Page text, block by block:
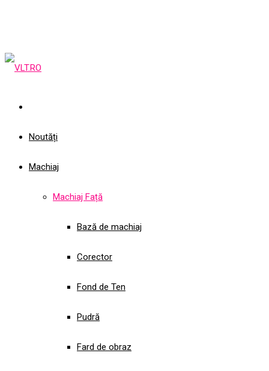
Noutăți
Machiaj
Machiaj Față
Bază de machiaj
Corector
Fond de Ten
Pudră
Fard de obraz